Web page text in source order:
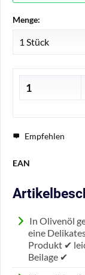
Menge:
Empfehlen
EAN
In Olivenöl
eine
Produkt ✔
Beilage ✔